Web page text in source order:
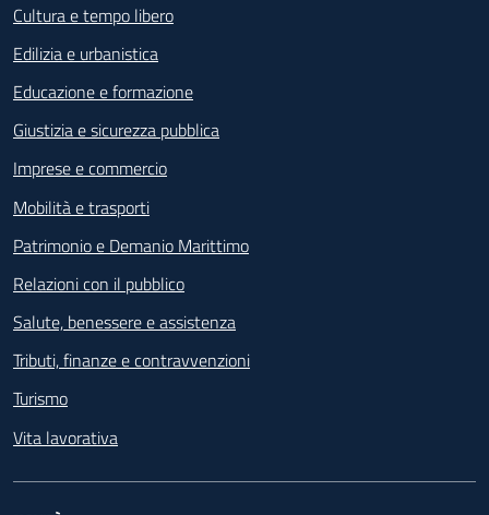
Cultura e tempo libero
Edilizia e urbanistica
Educazione e formazione
Giustizia e sicurezza pubblica
Imprese e commercio
Mobilità e trasporti
Patrimonio e Demanio Marittimo
Relazioni con il pubblico
Salute, benessere e assistenza
Tributi, finanze e contravvenzioni
Turismo
Vita lavorativa